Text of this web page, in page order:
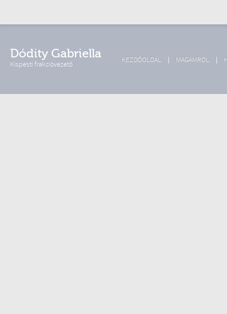
Dódity Gabriella
Kispesti frakcióvezető
KEZDŐOLDAL MAGAMRÓL